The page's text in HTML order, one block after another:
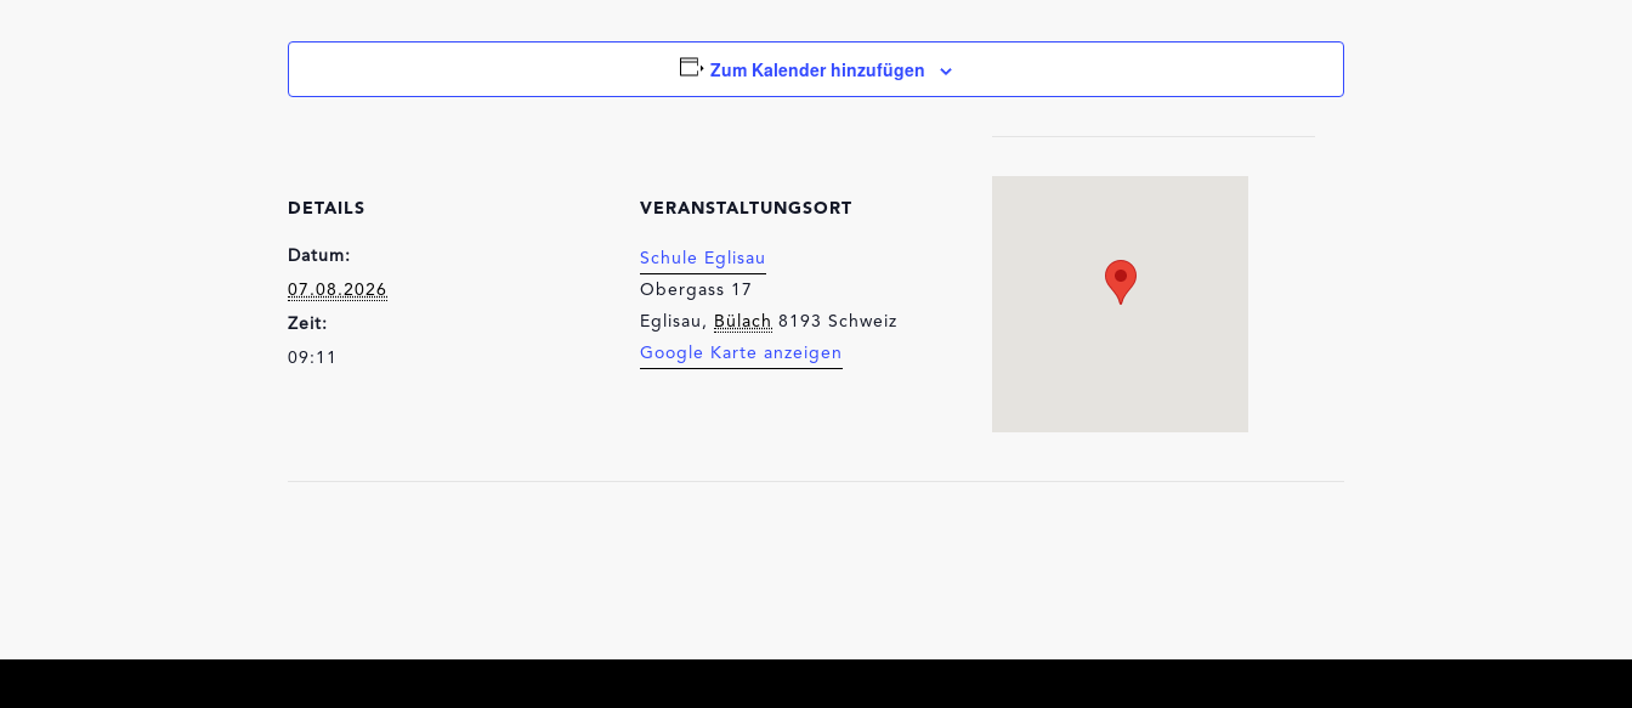
Zum Kalender hinzufügen
DETAILS
Datum:
07.08.2026
Zeit:
09:11
VERANSTALTUNGSORT
Schule Eglisau
Obergass 17
Eglisau, Bülach 8193 Schweiz
Google Karte anzeigen